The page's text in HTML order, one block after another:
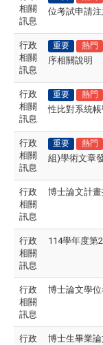
相關
訊息
位考試申請
行政
相關
訊息
重要 熱門
序相關說明
行政
相關
訊息
重要 熱門
性比對系統
行政
相關
訊息
重要 熱門
組)學術文章
行政
相關
訊息
博士論文計
行政
相關
訊息
114學年度第
行政
相關
訊息
博士論文學
行政
博士生畢業